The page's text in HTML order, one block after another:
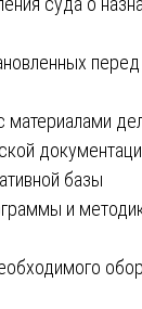
материалами
базы
и